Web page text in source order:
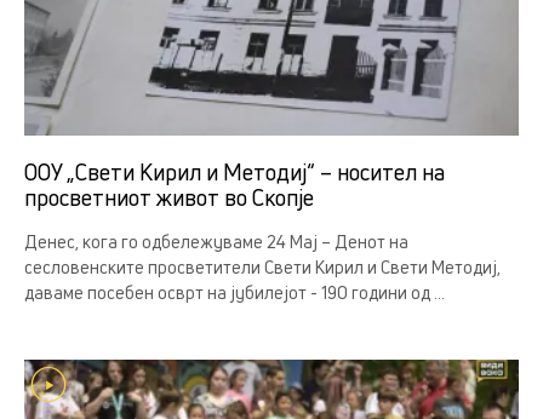
ООУ „Свети Кирил и Методиј“ – носител на
просветниот живот во Скопје
Денес, кога го одбележуваме 24 Мај – Денот на
сесловенските просветители Свети Кирил и Свети Методиј,
даваме посебен осврт на јубилејот - 190 години од ...